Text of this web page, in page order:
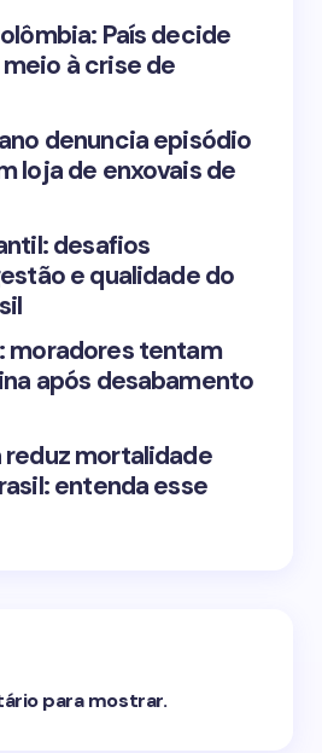
email in this browser for the
Comment
País decide
à crise de
denuncia episódio
loja de enxovais de
desafios
e qualidade do
moradores tentam
após desabamento
mortalidade
entenda esse
para mostrar.